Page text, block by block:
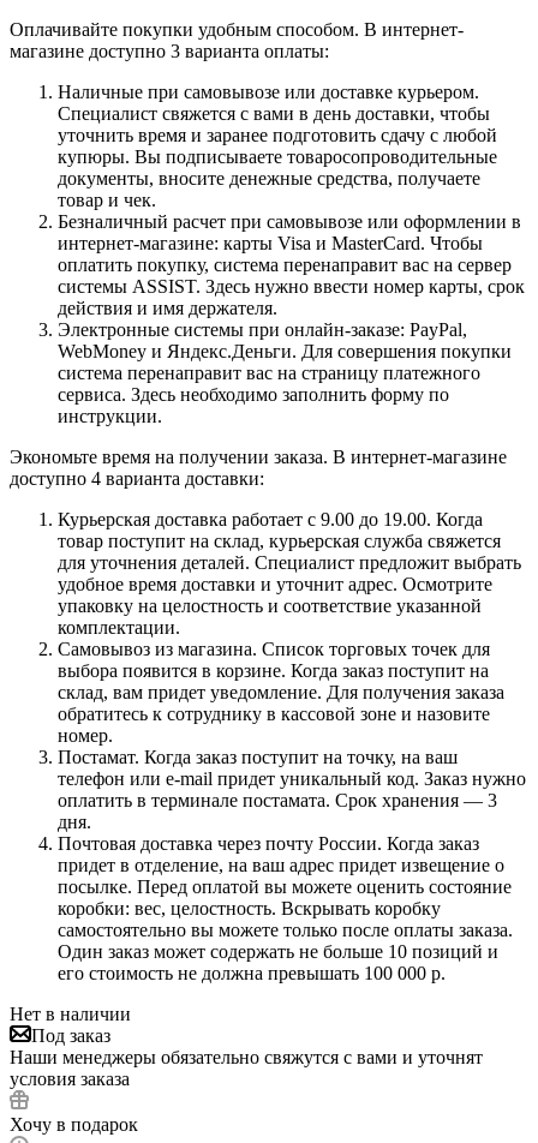
Оплачивайте покупки удобным способом. В интернет-
магазине доступно 3 варианта оплаты:
Наличные при самовывозе или доставке курьером.
Специалист свяжется с вами в день доставки, чтобы
уточнить время и заранее подготовить сдачу с любой
купюры. Вы подписываете товаросопроводительные
документы, вносите денежные средства, получаете
товар и чек.
Безналичный расчет при самовывозе или оформлении в
интернет-магазине: карты Visa и MasterCard. Чтобы
оплатить покупку, система перенаправит вас на сервер
системы ASSIST. Здесь нужно ввести номер карты, срок
действия и имя держателя.
Электронные системы при онлайн-заказе: PayPal,
WebMoney и Яндекс.Деньги. Для совершения покупки
система перенаправит вас на страницу платежного
сервиса. Здесь необходимо заполнить форму по
инструкции.
Экономьте время на получении заказа. В интернет-магазине
доступно 4 варианта доставки:
Курьерская доставка работает с 9.00 до 19.00. Когда
товар поступит на склад, курьерская служба свяжется
для уточнения деталей. Специалист предложит выбрать
удобное время доставки и уточнит адрес. Осмотрите
упаковку на целостность и соответствие указанной
комплектации.
Самовывоз из магазина. Список торговых точек для
выбора появится в корзине. Когда заказ поступит на
склад, вам придет уведомление. Для получения заказа
обратитесь к сотруднику в кассовой зоне и назовите
номер.
Постамат. Когда заказ поступит на точку, на ваш
телефон или e-mail придет уникальный код. Заказ нужно
оплатить в терминале постамата. Срок хранения — 3
дня.
Почтовая доставка через почту России. Когда заказ
придет в отделение, на ваш адрес придет извещение о
посылке. Перед оплатой вы можете оценить состояние
коробки: вес, целостность. Вскрывать коробку
самостоятельно вы можете только после оплаты заказа.
Один заказ может содержать не больше 10 позиций и
его стоимость не должна превышать 100 000 р.
Нет в наличии
Под заказ
Наши менеджеры обязательно свяжутся с вами и уточнят
условия заказа
Хочу в подарок